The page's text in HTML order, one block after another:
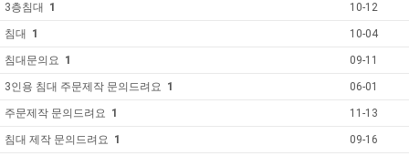
3층침대 1 10-12
침대 1 10-04
침대문의요 1 09-11
3인용 침대 주문제작 문의드려요 1 06-01
주문제작 문의드려요 1 11-13
침대 제작 문의드려요 1 09-16